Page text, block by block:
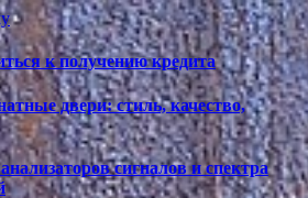
к получению кредита
двери: стиль, качество,
сигналов и спектра